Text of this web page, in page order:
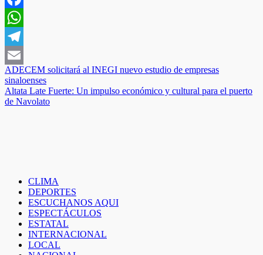
Facebook
WhatsApp
Telegram
Email
Navegación
de
entradas
ADECEM solicitará al INEGI nuevo estudio de empresas
sinaloenses
Altata Late Fuerte: Un impulso económico y cultural para el puerto
de Navolato
CLIMA
DEPORTES
ESCUCHANOS AQUI
ESPECTÁCULOS
ESTATAL
INTERNACIONAL
LOCAL